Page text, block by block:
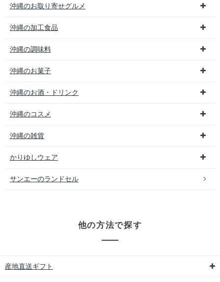
沖縄のお取り寄せグルメ
沖縄の加工食品
沖縄の調味料
沖縄のお菓子
沖縄のお酒・ドリンク
沖縄のコスメ
沖縄の雑貨
かりゆしウェア
サンエーのランドセル
他の方法で探す
産地直送ギフト